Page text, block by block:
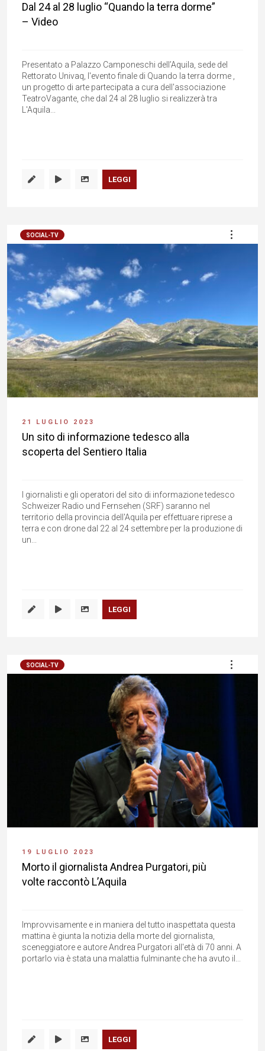
Dal 24 al 28 luglio “Quando la terra dorme”
– Video
Presentato a Palazzo Camponeschi dell’Aquila, sede del
Rettorato Univaq, l'evento finale di Quando la terra dorme ,
un progetto di arte partecipata a cura dell'associazione
TeatroVagante, che dal 24 al 28 luglio si realizzerà tra
L'Aquila...
LEGGI
SOCIAL-TV
21 LUGLIO 2023
Un sito di informazione tedesco alla
scoperta del Sentiero Italia
I giornalisti e gli operatori del sito di informazione tedesco
Schweizer Radio und Fernsehen (SRF) saranno nel
territorio della provincia dell'Aquila per effettuare riprese a
terra e con drone dal 22 al 24 settembre per la produzione di
un...
LEGGI
SOCIAL-TV
19 LUGLIO 2023
Morto il giornalista Andrea Purgatori, più
volte raccontò L’Aquila
Improvvisamente e in maniera del tutto inaspettata questa
mattina è giunta la notizia della morte del giornalista,
sceneggiatore e autore Andrea Purgatori all'età di 70 anni. A
portarlo via è stata una malattia fulminante che ha avuto il...
LEGGI